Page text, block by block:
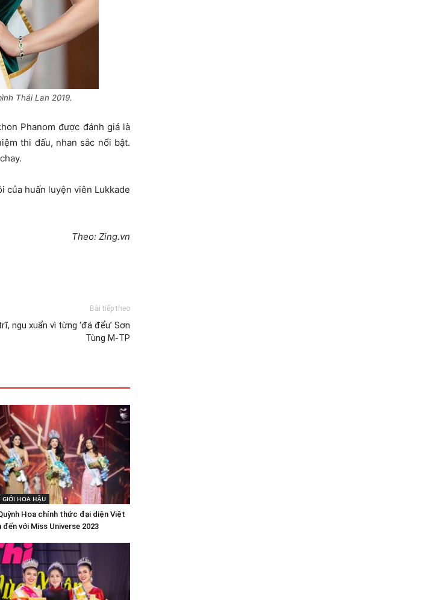
Thái Lan 2019.
Phanom được đánh giá là
thi đấu, nhan sắc nổi bật.
của huấn luyện viên Lukkade
Theo: Zing.vn
Bài tiếp theo
ngu xuẩn vì từng ‘đá đểu’ Sơn
Tùng M-TP
GIỚI HOA HẬU
Hoa chính thức đại diện Việt
đến với Miss Universe 2023